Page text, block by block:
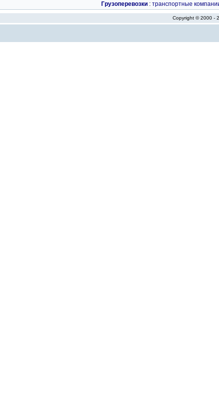
Грузоперевозки : транспортные
Copyright © 2000 -